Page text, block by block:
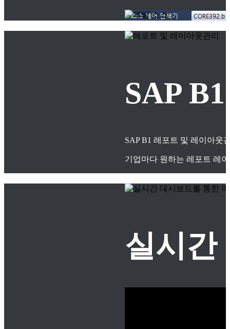
SAP
SAP B1 레포트 및 레이아웃
기업마다 원하는 레포트 레
실시간